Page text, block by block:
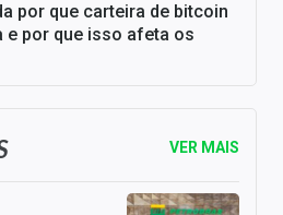
por que carteira de bitcoin
e por que isso afeta os
VER MAIS